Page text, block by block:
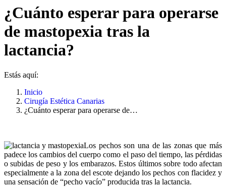
¿Cuánto esperar para operarse
de mastopexia tras la
lactancia?
Estás aquí:
Inicio
Cirugía Estética Canarias
¿Cuánto esperar para operarse de…
Los pechos son una de las zonas que más
padece los cambios del cuerpo como el paso del tiempo, las pérdidas
o subidas de peso y los embarazos. Estos últimos sobre todo afectan
especialmente a la zona del escote dejando los pechos con flacidez y
una sensación de “pecho vacío” producida tras la lactancia.